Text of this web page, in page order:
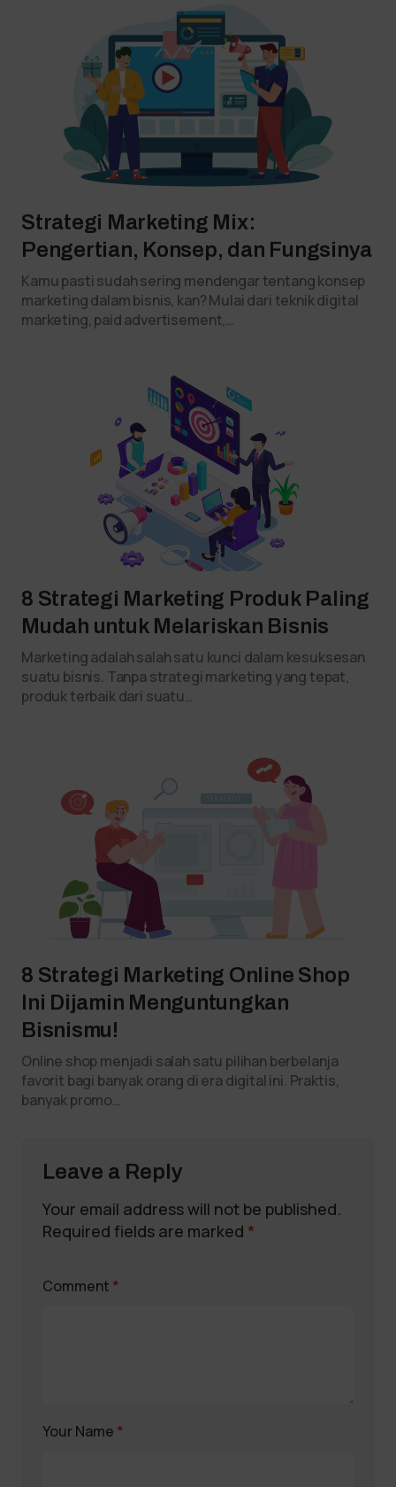
Strategi Marketing Mix:
Pengertian, Konsep, dan Fungsinya
Kamu pasti sudah sering mendengar tentang konsep
marketing dalam bisnis, kan? Mulai dari teknik digital
marketing, paid advertisement,…
8 Strategi Marketing Produk Paling
Mudah untuk Melariskan Bisnis
Marketing adalah salah satu kunci dalam kesuksesan
suatu bisnis. Tanpa strategi marketing yang tepat,
produk terbaik dari suatu…
8 Strategi Marketing Online Shop
Ini Dijamin Menguntungkan
Bisnismu!
Online shop menjadi salah satu pilihan berbelanja
favorit bagi banyak orang di era digital ini. Praktis,
banyak promo…
Leave a Reply
Your email address will not be published.
Required fields are marked *
Comment *
Your Name *